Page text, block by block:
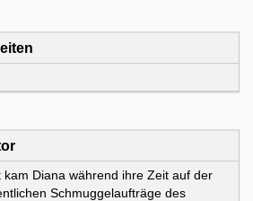
kam Diana während ihre Zeit auf der
Schmuggelaufträge des